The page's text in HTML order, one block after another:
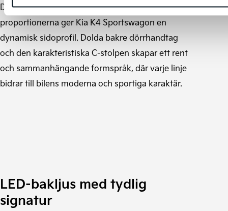
Den låga taklinjen och de förlängda
proportionerna ger Kia K4 Sportswagon en
dynamisk sidoprofil. Dolda bakre dörrhandtag
och den karakteristiska C-stolpen skapar ett rent
och sammanhängande formspråk, där varje linje
bidrar till bilens moderna och sportiga karaktär.
LED-bakljus med tydlig
signatur